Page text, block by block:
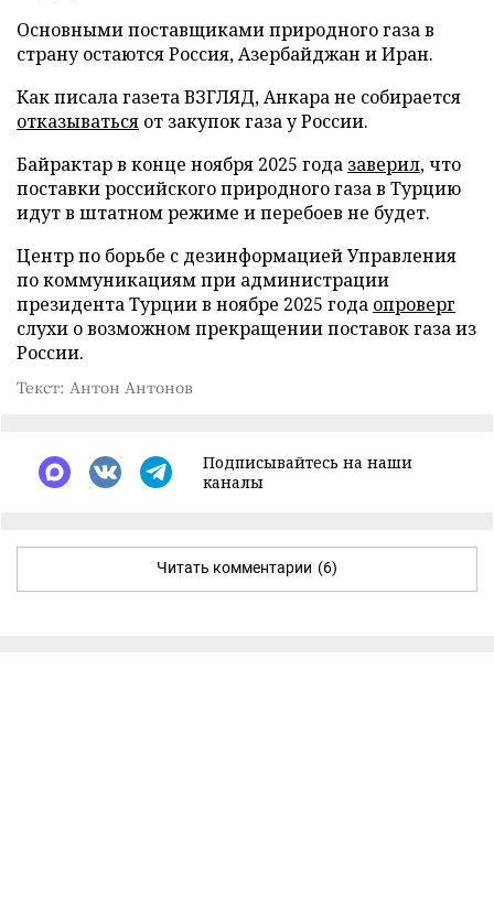
Основными поставщиками природного газа в
страну остаются Россия, Азербайджан и Иран.
Как писала газета ВЗГЛЯД, Анкара не собирается
отказываться от закупок газа у России.
Байрактар в конце ноября 2025 года заверил, что
поставки российского природного газа в Турцию
идут в штатном режиме и перебоев не будет.
Центр по борьбе с дезинформацией Управления
по коммуникациям при администрации
президента Турции в ноябре 2025 года опроверг
слухи о возможном прекращении поставок газа из
России.
Текст: Антон Антонов
Подписывайтесь на наши
каналы
Читать комментарии (6)